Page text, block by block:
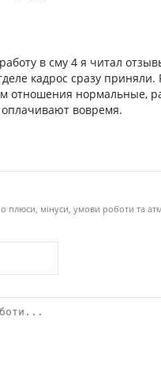
в сму 4 я читал
кадрос сразу
отношения нормальные,
оплачивают вовремя.
плюси, мінуси, умови роботи та